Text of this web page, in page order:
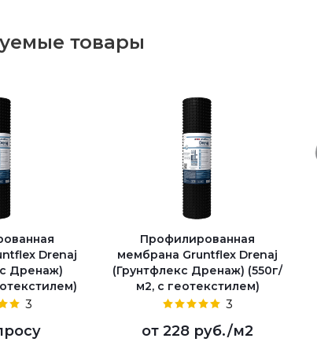
товары
Drenaj
Дренаж)
3
Профилированная
мембрана Gruntflex Drenaj
(Грунтфлекс Дренаж) (550г/
м2, c геотекстилем)
3
от 228 руб./м2